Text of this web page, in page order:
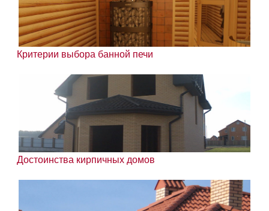
Критерии выбора банной печи
Достоинства кирпичных домов